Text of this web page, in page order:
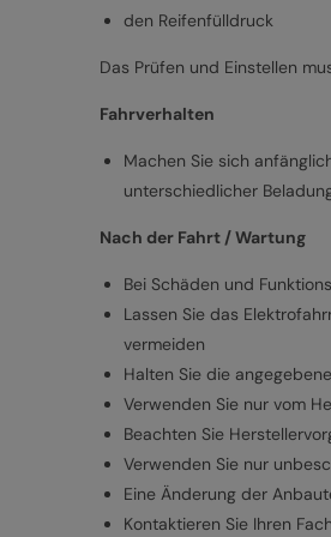
den Reifenfülldruck
Das Prüfen und Einstellen
Fahrverhalten
Machen Sie sich
unterschiedlicher
Nach der Fahrt / Wartung
Bei Schäden und
Lassen Sie das
vermeiden
Halten Sie die
Verwenden Sie nur vom
Beachten Sie
Verwenden Sie nur
Eine Änderung der
Kontaktieren Sie Ihren